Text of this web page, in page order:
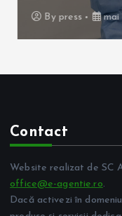
Bypress mai
Contact
Website realizat de SC
office@e-agentie.ro.
Dacă activezi în